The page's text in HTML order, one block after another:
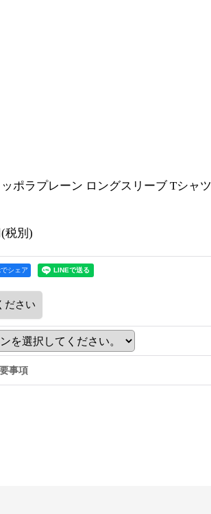
ポラプレーン ロングスリーブ Tシャツ
(税別)
でシェア
ださい
事項